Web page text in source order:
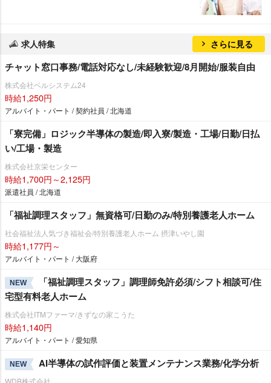
求人特集 さらに見る
チャット窓口事務/電話対応なし/未経験歓迎/8月開始/服装自由
株式会社ベルシステム24
時給1,250円
アルバイト・パート / 契約社員 / 北海道
「寮完備」ロジック半導体の製造/即入寮/製造・工場/日勤/日払
い/工場・製造
株式会社京栄センター
時給1,700円～2,125円
派遣社員 / 北海道
「福祉調理スタッフ」無資格可/日勤のみ/特別養護老人ホーム
社会福祉法人気づき福祉会/特別養護老人ホーム 摂津いやし園
時給1,177円～
アルバイト・パート / 大阪府
NEW
「福祉調理スタッフ」調理師免許必須/シフト相談可/住
宅型有料老人ホーム
株式会社ITMファーマ/きずなの家こうた
時給1,140円
アルバイト・パート / 愛知県
NEW AI半導体の試作評価と装置メンテナンス業務/化学分析